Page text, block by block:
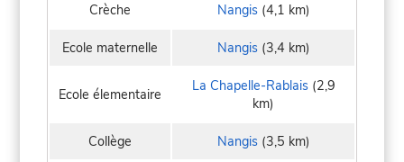
Crèche Nangis(4,1 km)
Ecole maternelle Nangis(3,4 km)
Ecole élementaire La Chapelle-Rablais(2,9
km)
Collège Nangis(3,5 km)